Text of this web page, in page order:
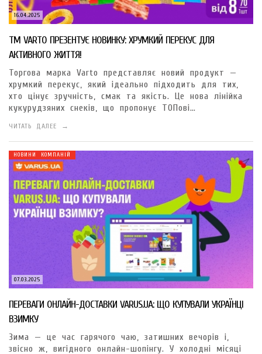
16.04.2025
ТМ VARTO ПРЕЗЕНТУЄ НОВИНКУ: ХРУМКИЙ ПЕРЕКУС ДЛЯ
АКТИВНОГО ЖИТТЯ!
Торгова марка Varto представляє новий продукт —
хрумкий перекус, який ідеально підходить для тих,
хто цінує зручність, смак та якість. Це нова лінійка
кукурудзяних снеків, що пропонує ТОПові…
ЧИТАТЬ ДАЛЕЕ →
07.03.2025
НОВИНИ КОМПАНІЙ
ПЕРЕВАГИ ОНЛАЙН-ДОСТАВКИ VARUS.UA: ЩО КУПУВАЛИ УКРАЇНЦІ
ВЗИМКУ
Зима — це час гарячого чаю, затишних вечорів і,
звісно ж, вигідного онлайн-шопінгу. У холодні місяці